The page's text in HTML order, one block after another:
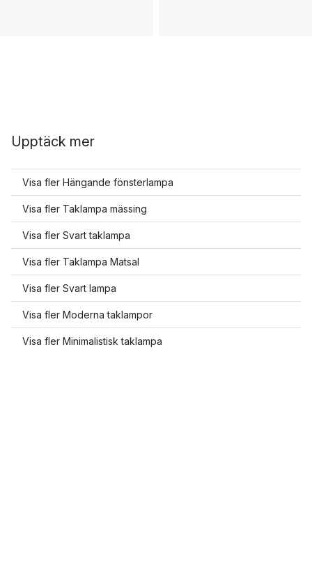
Upptäck mer
Visa fler Hängande fönsterlampa
Visa fler Taklampa mässing
Visa fler Svart taklampa
Visa fler Taklampa Matsal
Visa fler Svart lampa
Visa fler Moderna taklampor
Visa fler Minimalistisk taklampa